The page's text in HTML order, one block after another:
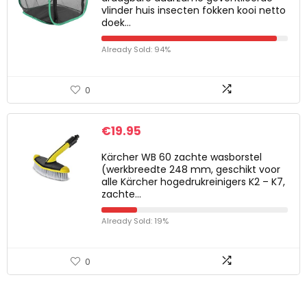
vlinder huis insecten fokken kooi netto
doek…
Already Sold: 94%
0
€19.95
Kärcher WB 60 zachte wasborstel
(werkbreedte 248 mm, geschikt voor
alle Kärcher hogedrukreinigers K2 – K7,
zachte…
Already Sold: 19%
0